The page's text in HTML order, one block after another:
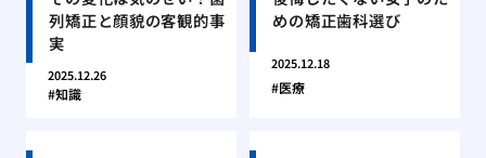
列矯正と顔貌の客観的事
実
2025.12.26
知識
めの矯正歯科選び
2025.12.18
医療